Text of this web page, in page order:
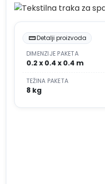
Detalji proizvoda
DIMENZIJE PAKETA
0.2 x 0.4 x 0.4 m
TEŽINA PAKETA
8 kg